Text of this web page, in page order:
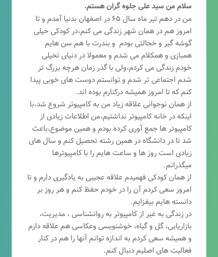
سلام من سید علی جلوه گران هستم.
من در دهم تیر ماه سال ۶۵ در اصفهان بدنیا آمدم و تا
امروز هم در همان شهر زندگی می کنم،در کودکی خیلی
گوشه گیر و خجالتی بودم و بندرت با هم سن هایم
همبازی و همکلام می شدم و معمولا در دنیای تخیلی
خودم زندگی می کردم،ولی با گذر زمان هرچه بزرگ تر
شدم اجتماعی تر شدم و توانستم دوست های خوبی پیدا
کنم که تا امروز همیشه درکنارم بوده اند.
از همان نوجوانی علاقه زیاد من به کامپیوتر شروع شد،با
اینکه در خانه کامپیوتر نداشتیم،من اطلاعات زیادی از
کامپیوتر ها جمع آوری کرده بودم و همین موضوع،باعث
شد تا در دانشگاه در همین رشته تحصیل کنم و سال های
زیادی است روز ها و ساعت هایم را با کامپیوترها
میگذرانم.
از همان کودکی فهمیدم علاقه عجیبی به یادگیری دارم و تا
امروز سعی کردم آن را در خودم حفظ کنم و هر روز بر
دانسته هایم بیفزایم.
در زندگی به غیر از کامپیوتر به روانشناسی ، مدیریت،
بازاریابی، گل و گیاه، خوشنویسی وعکاسی هم علاقه دارم
و همیشه سعی کردم به اندازه توانم آنها را هم در کنار
فعالیت های اصلیم دنبال کنم.